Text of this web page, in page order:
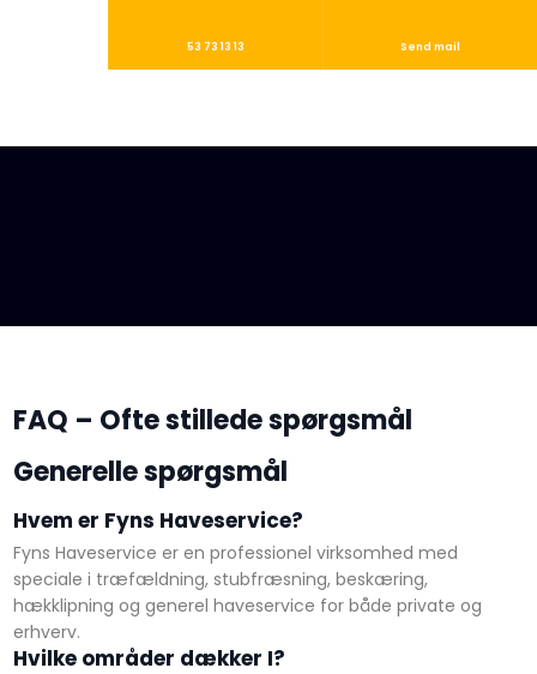
53 73 13 13 Send mail
FAQ – Ofte stillede spørgsmål
Generelle spørgsmål
Hvem er Fyns Haveservice?
Fyns Haveservice er en professionel virksomhed med
speciale i træfældning, stubfræsning, beskæring,
hækklipning og generel haveservice for både private og
erhverv.
Hvilke områder dækker I?